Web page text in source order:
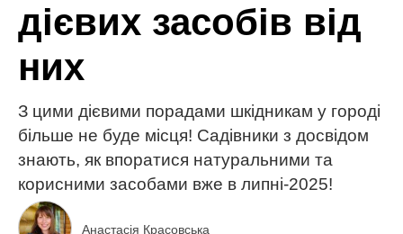
дієвих засобів від
них
З цими дієвими порадами шкідникам у городі
більше не буде місця! Садівники з досвідом
знають, як впоратися натуральними та
корисними засобами вже в липні-2025!
Анастасія Красовська